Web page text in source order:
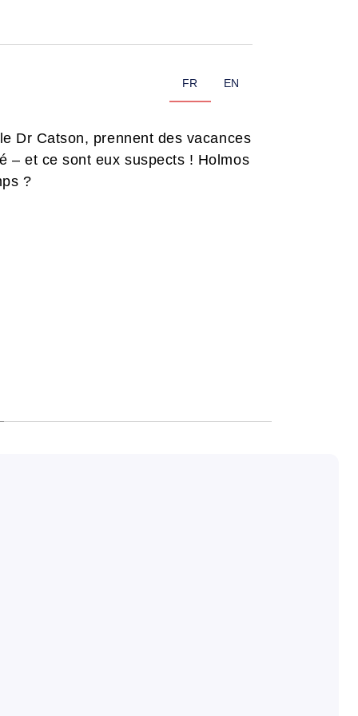
FR EN
Dr Catson, prennent des vacances
– et ce sont eux suspects ! Holmos
?